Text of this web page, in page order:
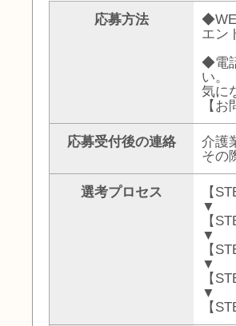
応募方法
エン
◆電
い。
気に
【
応募受付後の連絡
介護
その
選考プロセス
【
▼
【
▼
【
▼
【
▼
【